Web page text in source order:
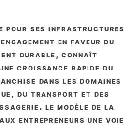
en faveur du
durable, connaît
croissance rapide du
dans les domaines
du transport et des
le modèle de la
entrepreneurs une voie